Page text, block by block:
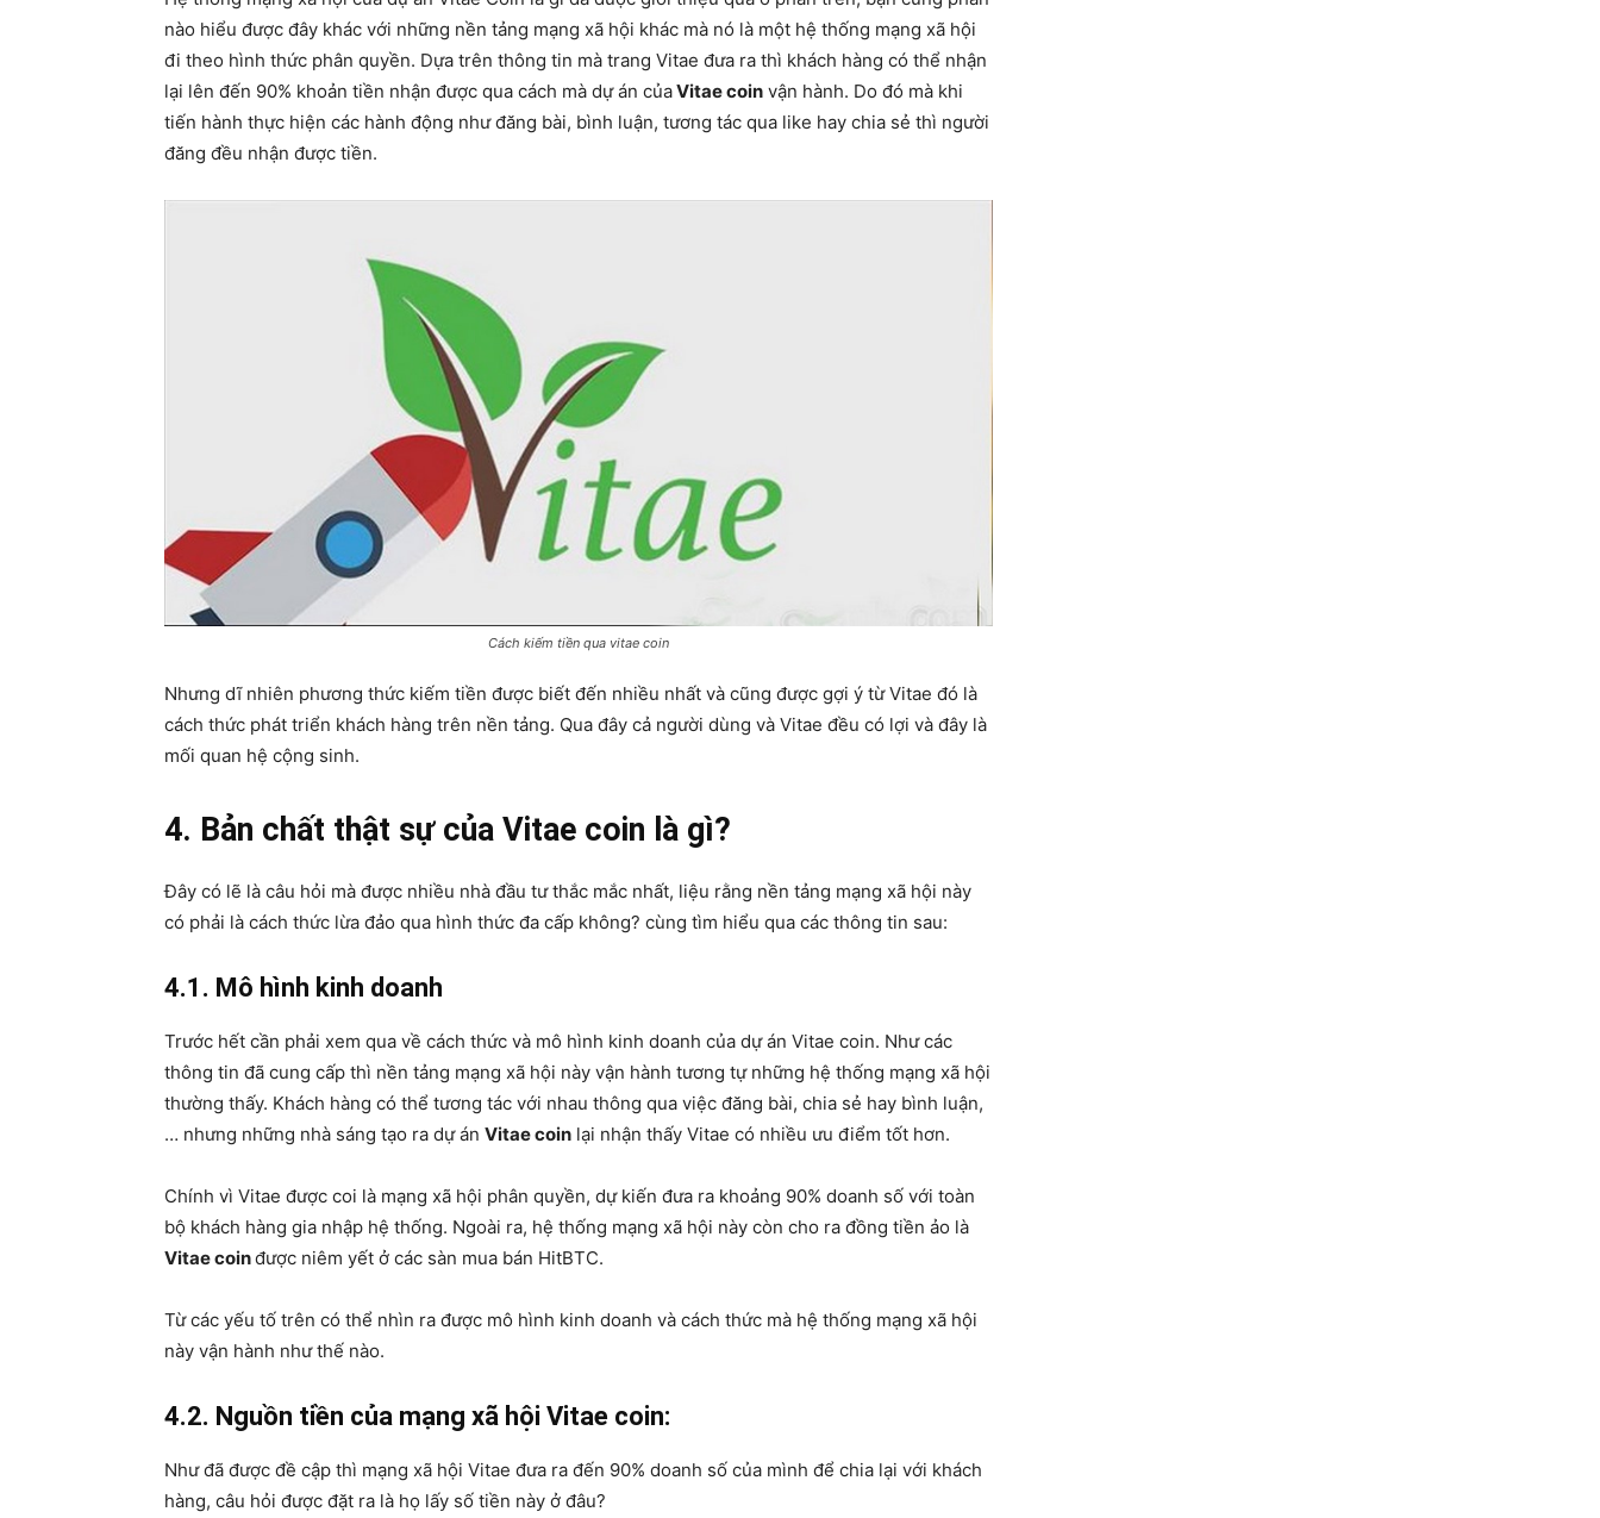
nào hiểu được đây khác với những nền tảng mạng xã hội khác mà nó là một hệ thống mạng xã hội
đi theo hình thức phân quyền. Dựa trên thông tin mà trang Vitae đưa ra thì khách hàng có thể nhận
lại lên đến 90% khoản tiền nhận được qua cách mà dự án củaVitae coin vận hành. Do đó mà khi
tiến hành thực hiện các hành động như đăng bài, bình luận, tương tác qua like hay chia sẻ thì người
đăng đều nhận được tiền.
Cách kiếm tiền qua vitae coin
Nhưng dĩ nhiên phương thức kiếm tiền được biết đến nhiều nhất và cũng được gợi ý từ Vitae đó là
cách thức phát triển khách hàng trên nền tảng. Qua đây cả người dùng và Vitae đều có lợi và đây là
mối quan hệ cộng sinh.
4. Bản chất thật sự của Vitae coin là gì?
Đây có lẽ là câu hỏi mà được nhiều nhà đầu tư thắc mắc nhất, liệu rằng nền tảng mạng xã hội này
có phải là cách thức lừa đảo qua hình thức đa cấp không? cùng tìm hiểu qua các thông tin sau:
4.1. Mô hình kinh doanh
Trước hết cần phải xem qua về cách thức và mô hình kinh doanh của dự án Vitae coin. Như các
thông tin đã cung cấp thì nền tảng mạng xã hội này vận hành tương tự những hệ thống mạng xã hội
thường thấy. Khách hàng có thể tương tác với nhau thông qua việc đăng bài, chia sẻ hay bình luận,
… nhưng những nhà sáng tạo ra dự án Vitae coin lại nhận thấy Vitae có nhiều ưu điểm tốt hơn.
Chính vì Vitae được coi là mạng xã hội phân quyền, dự kiến đưa ra khoảng 90% doanh số với toàn
bộ khách hàng gia nhập hệ thống. Ngoài ra, hệ thống mạng xã hội này còn cho ra đồng tiền ảo là
Vitae coinđược niêm yết ở các sàn mua bán HitBTC.
Từ các yếu tố trên có thể nhìn ra được mô hình kinh doanh và cách thức mà hệ thống mạng xã hội
này vận hành như thế nào.
4.2. Nguồn tiền của mạng xã hội Vitae coin:
Như đã được đề cập thì mạng xã hội Vitae đưa ra đến 90% doanh số của mình để chia lại với khách
hàng, câu hỏi được đặt ra là họ lấy số tiền này ở đâu?